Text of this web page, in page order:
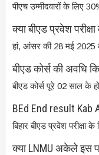
पीएच उम्मीदवारों के लिए
क्या बीएड प्रवेश
हां, आंसर की 28 मई 2025
बीएड कोर्स की अवधि
बीएड कोर्स पूरे 02 साल के
BEd End result Kab
बिहार बीएड प्रवेश परीक्षा
क्या LNMU अकेले इस